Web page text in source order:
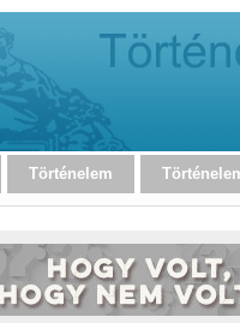
Történelem